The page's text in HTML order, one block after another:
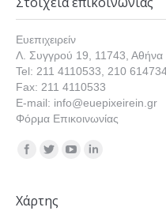
Ευεπιχειρείν
Λ. Συγγρού 19, 11743, Αθήνα
Tel: 211 4110533, 210
Fax: 211 4110533
E-mail: info@euepixeirein.gr
Φόρμα Επικοινωνίας
Find us on:
Χάρτης